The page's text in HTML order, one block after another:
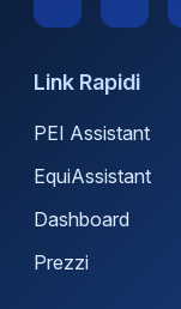
Link Rapidi
PEI Assistant
EquiAssistant
Dashboard
Prezzi